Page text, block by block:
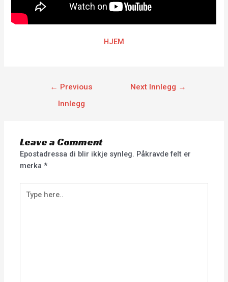
HJEM
← Previous
Innlegg
Next Innlegg →
Leave a Comment
Epostadressa di blir ikkje synleg. Påkravde felt er
merka*
here..